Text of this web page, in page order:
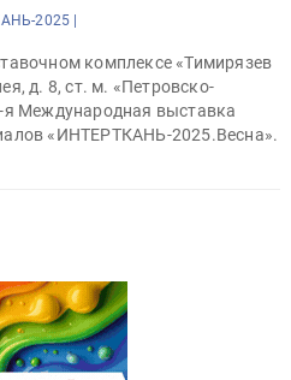
2025 |
комплексе «Тимирязев
д. 8, ст. м. «Петровско-
я Международная выставка
«ИНТЕРТКАНЬ-2025.Весна».
Системы